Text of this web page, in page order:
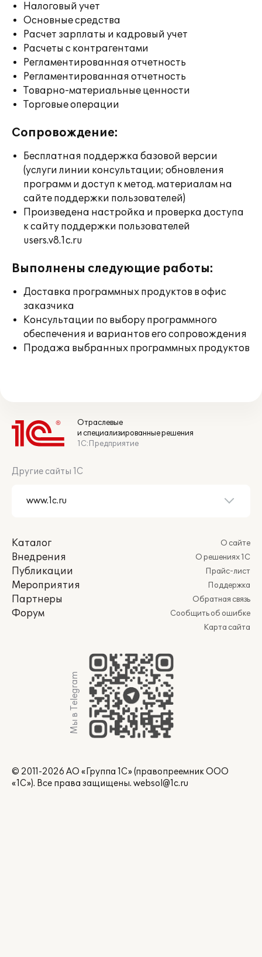
Налоговый учет
Основные средства
Расчет зарплаты и кадровый учет
Расчеты с контрагентами
Регламентированная отчетность
Регламентированная отчетность
Товарно-материальные ценности
Торговые операции
Сопровождение:
Бесплатная поддержка базовой версии
(услуги линии консультации; обновления
программ и доступ к метод. материалам на
сайте поддержки пользователей)
Произведена настройка и проверка доступа
к сайту поддержки пользователей
users.v8.1c.ru
Выполнены следующие работы:
Доставка программных продуктов в офис
заказчика
Консультации по выбору программного
обеспечения и вариантов его сопровождения
Продажа выбранных программных продуктов
Отраслевые
и специализированные решения
1С:Предприятие
Другие сайты 1С
Каталог
Внедрения
Публикации
Мероприятия
Партнеры
Форум
О сайте
О решениях 1С
Прайс-лист
Поддержка
Обратная связь
Сообщить об ошибке
Карта сайта
Мы в Telegram
© 2011-2026 АО «Группа 1С» (правопреемник ООО
«1С»). Все права защищены. websol@1c.ru